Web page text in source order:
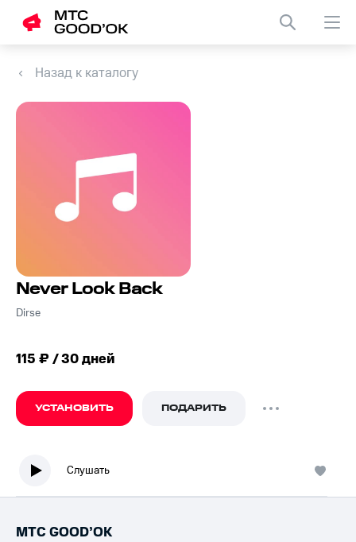
Назад к каталогу
Never Look Back
Dirse
115 ₽ / 30 дней
УСТАНОВИТЬ ПОДАРИТЬ
Слушать
МТС GOOD’OK